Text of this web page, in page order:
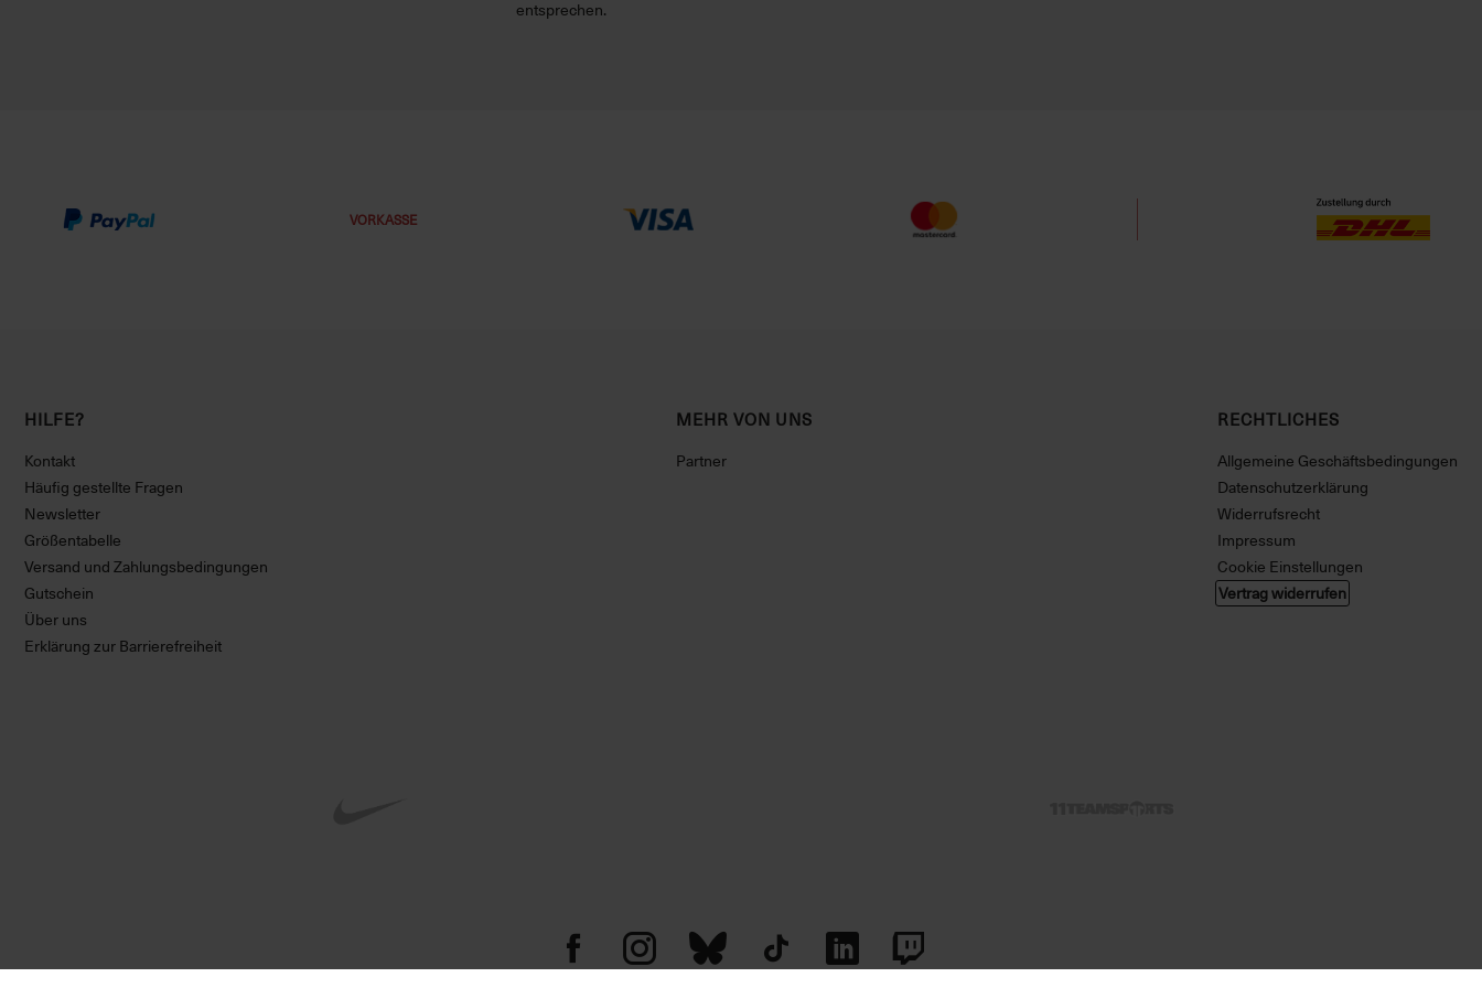
entsprechen.
VORKASSE
HILFE?
Kontakt
Häufig gestellte Fragen
Newsletter
Größentabelle
Versand und Zahlungsbedingungen
Gutschein
Über uns
Erklärung zur Barrierefreiheit
MEHR VON UNS
Partner
RECHTLICHES
Allgemeine Geschäftsbedingungen
Datenschutzerklärung
Widerrufsrecht
Impressum
Cookie Einstellungen
Vertrag widerrufen